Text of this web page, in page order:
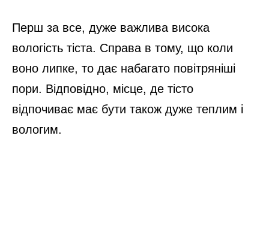
Перш за все, дуже важлива висока
вологість тіста. Справа в тому, що коли
воно липке, то дає набагато повітряніші
пори. Відповідно, місце, де тісто
відпочиває має бути також дуже теплим і
вологим.